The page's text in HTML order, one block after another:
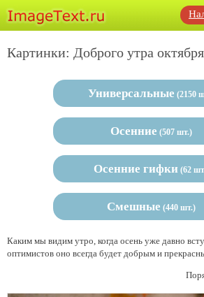
Картинки: Доброго утра
Универсальные (2150
Осенние (507 шт.)
Осенние гифки(62
Смешные (440 шт.)
Каким мы видим утро, когда осень уже давно
оптимистов оно всегда будет добрым и